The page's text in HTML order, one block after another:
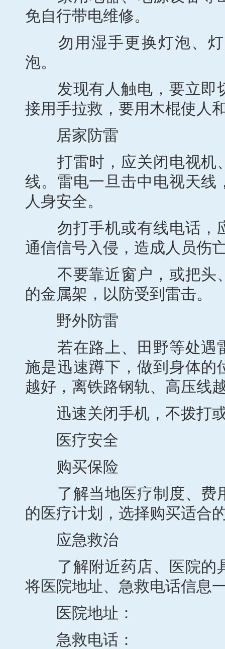
免自行带电维修。
勿用湿手更换灯泡、灯
泡。
发现有人触电，要立即
接用手拉救，要用木棍使人
居家防雷
打雷时，应关闭电视机
线。雷电一旦击中电视天线
人身安全。
勿打手机或有线电话，
通信信号入侵，造成人员伤
不要靠近窗户，或把头
的金属架，以防受到雷击。
野外防雷
若在路上、田野等处遇
施是迅速蹲下，做到身体的
越好，离铁路钢轨、高压线
迅速关闭手机，不拨打
医疗安全
购买保险
了解当地医疗制度、费
的医疗计划，选择购买适合
应急救治
了解附近药店、医院的
将医院地址、急救电话信息
医院地址：
急救电话：